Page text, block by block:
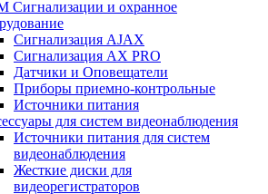
Сигнализации и охранное
Сигнализация AJAX
Сигнализация AX PRO
Датчики и Оповещатели
Приборы приемно-контрольные
Источники питания
для систем видеонаблюдения
Источники питания для систем
видеонаблюдения
Жесткие диски для
видеорегистраторов